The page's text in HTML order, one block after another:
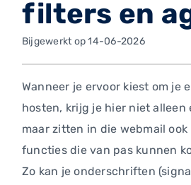
filters en
Bijgewerkt op 14-06-2026
Wanneer je ervoor kiest om je
hosten, krijg je hier niet alleen
maar zitten in die webmail ook
functies die van pas kunnen
Zo kan je onderschriften